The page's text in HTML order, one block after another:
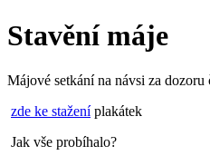
Stavění máje
Májové setkání na návsi za dozoru
zde ke staženíplakátek
Jak vše